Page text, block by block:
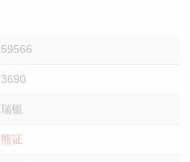
59566
3690
瑞银
熊证